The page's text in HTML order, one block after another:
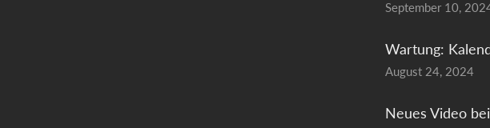
September 10,
Wartung:
August 24, 2024
Neues Video